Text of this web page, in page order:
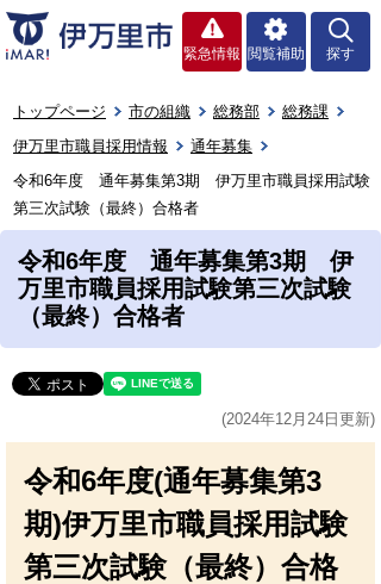
緊急情報 閲覧補助 探す
トップページ 市の組織 総務部
総務課
伊万里市職員採用情報
通年募集
令和6年度 通年募集第3期 伊万里市職員採用試験
第三次試験（最終）合格者
令和6年度 通年募集第3期 伊
万里市職員採用試験第三次試験
（最終）合格者
(2024年12月24日更新)
令和6年度(通年募集第3
期)伊万里市職員採用試験
第三次試験（最終）合格